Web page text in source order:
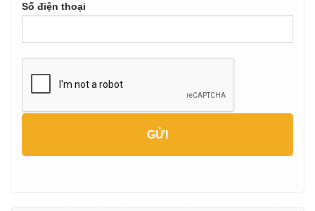
Số điện thoại